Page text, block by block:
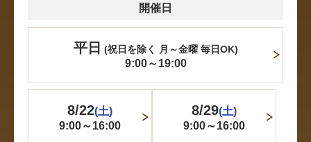
開催日
平日 (祝日を除く 月～金曜 毎日OK)
9:00～19:00
8/22(土)
9:00～16:00
8/29(土)
9:00～16:00